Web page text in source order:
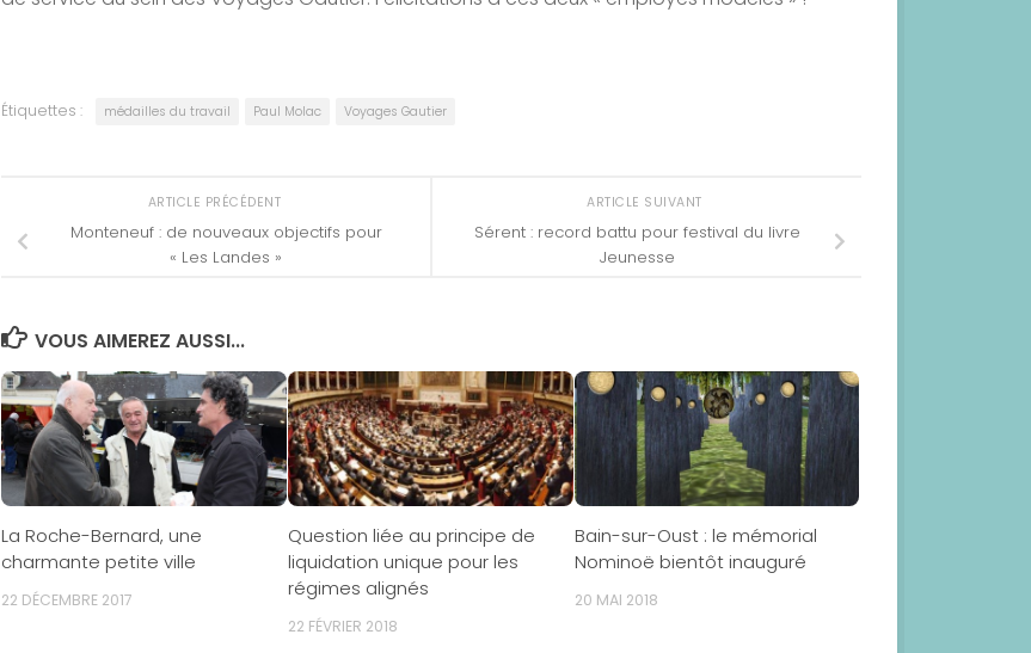
Étiquettes : médailles du travail Paul Molac Voyages Gautier
ARTICLE SUIVANT
Sérent : record battu pour festival du livre
Jeunesse
ARTICLE PRÉCÉDENT
Monteneuf : de nouveaux objectifs pour
« Les Landes »
VOUS AIMEREZ AUSSI...
La Roche-Bernard, une
charmante petite ville
22 DÉCEMBRE 2017
Question liée au principe de
liquidation unique pour les
régimes alignés
22 FÉVRIER 2018
Bain-sur-Oust : le mémorial
Nominoë bientôt inauguré
20 MAI 2018